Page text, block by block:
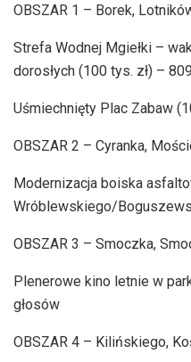
OBSZAR 1 – Borek,
Strefa Wodnej Mgiełki –
dorosłych (100 tys. zł) –
Uśmiechnięty Plac Zabaw
OBSZAR 2 – Cyranka,
Modernizacja boiska
Wróblewskiego/
OBSZAR 3 – Smoczka,
Plenerowe kino letnie w
głosów
OBSZAR 4 – Kilińskiego,